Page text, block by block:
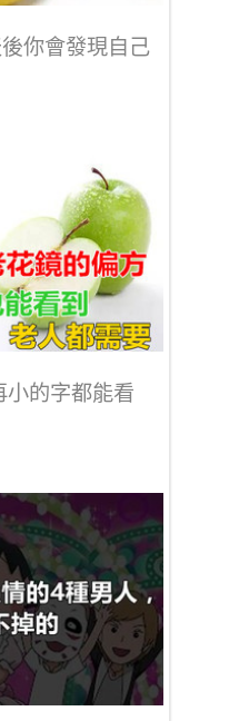
你會發現自己
小的字都能看